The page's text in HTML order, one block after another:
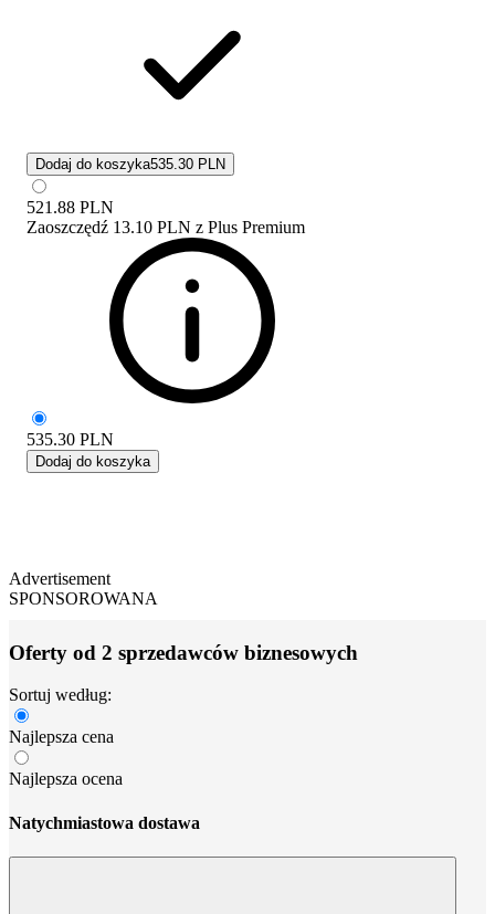
Dodaj do koszyka535.30 PLN
521.88 PLN
Zaoszczędź 13.10 PLN z Plus Premium
535.30 PLN
Dodaj do koszyka
Advertisement
SPONSOROWANA
Oferty od 2 sprzedawców biznesowych
Sortuj według:
Najlepsza cena
Najlepsza ocena
Natychmiastowa dostawa